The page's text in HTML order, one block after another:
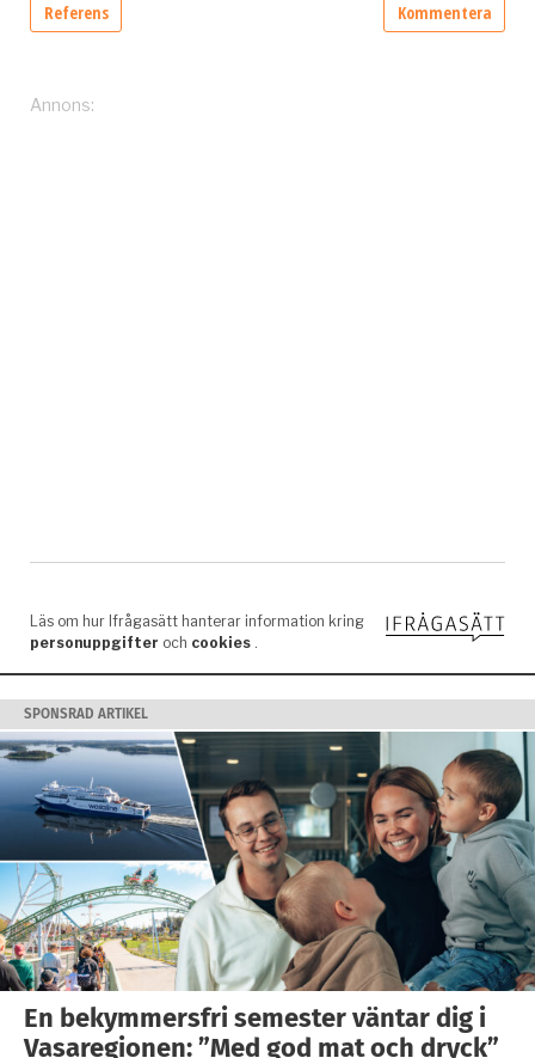
SPONSRAD ARTIKEL
En bekymmersfri semester väntar dig i
Vasaregionen: ”Med god mat och dryck”